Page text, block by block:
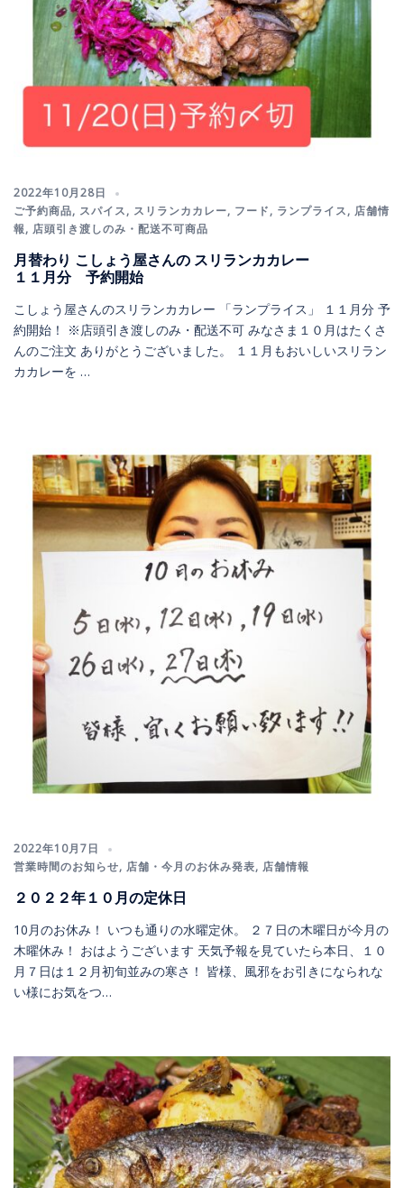
2022年10月28日
ご予約商品, スパイス, スリランカカレー, フード, ランプライス, 店舗情
報, 店頭引き渡しのみ・配送不可商品
月替わり こしょう屋さんの スリランカカレー
１１月分 予約開始
こしょう屋さんのスリランカカレー 「ランプライス」 １１月分 予
約開始！ ※店頭引き渡しのみ・配送不可 みなさま１０月はたくさ
んのご注文 ありがとうございました。 １１月もおいしいスリラン
カカレーを …
2022年10月7日
営業時間のお知らせ, 店舗・今月のお休み発表, 店舗情報
２０２２年１０月の定休日
10月のお休み！ いつも通りの水曜定休。 ２７日の木曜日が今月の
木曜休み！ おはようございます 天気予報を見ていたら本日、１０
月７日は１２月初旬並みの寒さ！ 皆様、風邪をお引きになられな
い様にお気をつ…